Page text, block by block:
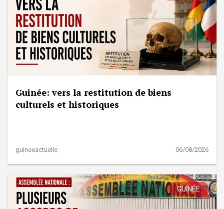
Guinée: vers la restitution de biens
culturels et historiques
guineeactuelle 06/08/2026
GUINÉE